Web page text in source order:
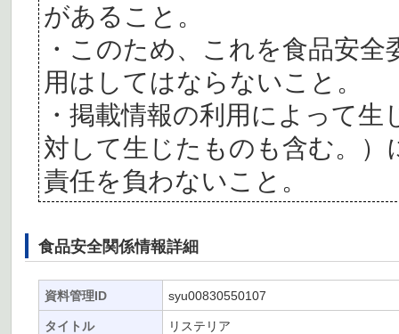
があること。
・このため、これを食品安
用はしてはならないこと。
・掲載情報の利用によって
対して生じたものも含む。
責任を負わないこと。
食品安全関係情報詳細
資料管理ID syu00830550107
タイトル リステリア